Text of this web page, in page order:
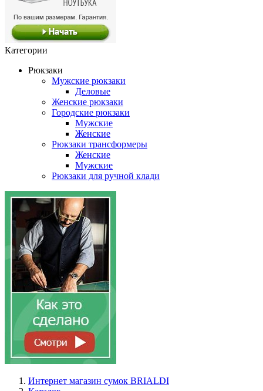
Категории
Рюкзаки
Мужские рюкзаки
Деловые
Женские рюкзаки
Городские рюкзаки
Мужские
Женские
Рюкзаки трансформеры
Женские
Мужские
Рюкзаки для ручной клади
Интернет магазин сумок BRIALDI